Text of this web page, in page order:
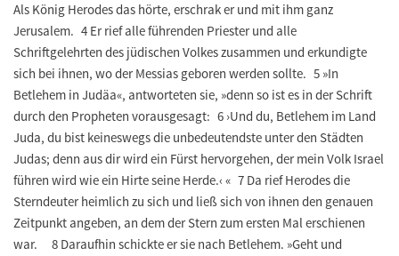
Als König Herodes das hörte, erschrak er und mit ihm ganz
Jerusalem. 4 Er rief alle führenden Priester und alle
Schriftgelehrten des jüdischen Volkes zusammen und erkundigte
sich bei ihnen, wo der Messias geboren werden sollte. 5 »In
Betlehem in Judäa«, antworteten sie, »denn so ist es in der Schrift
durch den Propheten vorausgesagt: 6 ›Und du, Betlehem im Land
Juda, du bist keineswegs die unbedeutendste unter den Städten
Judas; denn aus dir wird ein Fürst hervorgehen, der mein Volk Israel
führen wird wie ein Hirte seine Herde.‹ « 7 Da rief Herodes die
Sterndeuter heimlich zu sich und ließ sich von ihnen den genauen
Zeitpunkt angeben, an dem der Stern zum ersten Mal erschienen
war. 8 Daraufhin schickte er sie nach Betlehem. »Geht und